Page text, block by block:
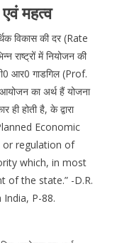
महत्व
विकास की दर (Rate
राष्ट्रों में नियोजन की
आर0 गाडगिल (Prof.
का अर्थ हैं योजना
होती है, के द्वारा
Economic
or regulation of
which, in most
of the state.” -D.R.
India, P-88.